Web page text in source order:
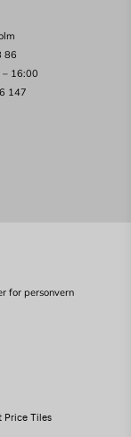
86
– 16:00
147
for personvern
Price Tiles